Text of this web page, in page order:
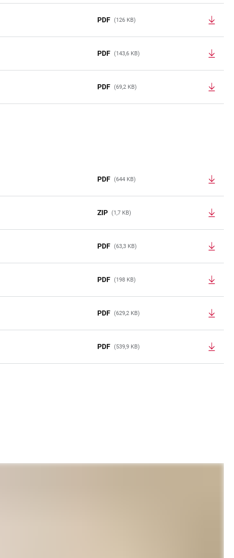
PDF (126 KB)
PDF (143,6 KB)
PDF (69,2 KB)
PDF (644 KB)
ZIP (1,7 KB)
PDF (63,3 KB)
PDF (198 KB)
PDF (629,2 KB)
PDF (539,9 KB)